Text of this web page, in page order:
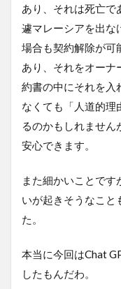
あり、それは死亡で
遽マレーシアを出な
場合も契約解除が可
あり、それをオーナ
約書の中にそれを入
なくても「人道的理
るのかもしれません
安心できます。
また細かいことで
いが起きそうなこと
た。
本当に今回はChat
したもんだわ。